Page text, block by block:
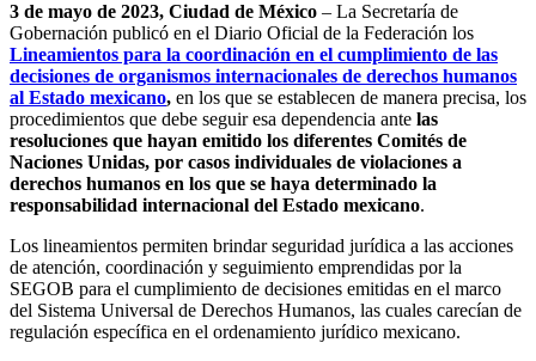
3 de mayo de 2023, Ciudad de México – La Secretaría de
Gobernación publicó en el Diario Oficial de la Federación los
Lineamientos para la coordinación en el cumplimiento de las
decisiones de organismos internacionales de derechos humanos
al Estado mexicano, en los que se establecen de manera precisa, los
procedimientos que debe seguir esa dependencia ante las
resoluciones que hayan emitido los diferentes Comités de
Naciones Unidas, por casos individuales de violaciones a
derechos humanos en los que se haya determinado la
responsabilidad internacional del Estado mexicano.
Los lineamientos permiten brindar seguridad jurídica a las acciones
de atención, coordinación y seguimiento emprendidas por la
SEGOB para el cumplimiento de decisiones emitidas en el marco
del Sistema Universal de Derechos Humanos, las cuales carecían de
regulación específica en el ordenamiento jurídico mexicano.